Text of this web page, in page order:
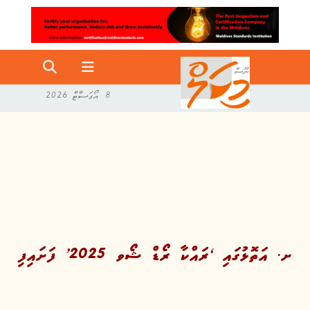
8 އޯގަސްޓް 2026
ށ. އަތޮޅުގައި ‘ރައްކާ ރޯޑް ޝޯވ 2025’ ފަށައިފި